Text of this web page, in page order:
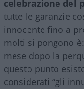
celebrazione del
tutte le garanzie
innocente fino a
molti si pongono
mese dopo la
questo punto
considerati “gli